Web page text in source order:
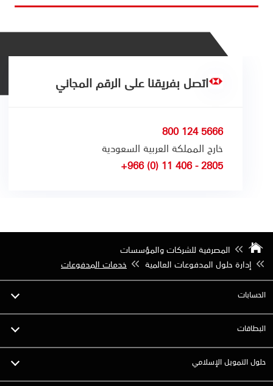
اتصل بفريقنا على الرقم المجاني
5666 124 800
خارج المملكة العربية السعودية
2805 - 406 11 (0) 966+
المصرفية للشركات والمؤسسات
إدارة حلول المدفوعات العالمية
خدمات المدفوعات
الحسابات
البطاقات
حلول التمويل الإسلامي